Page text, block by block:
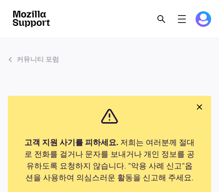
커뮤니티 포럼
고객 지원 사기를 피하세요. 저희는 여러분께 절대
로 전화를 걸거나 문자를 보내거나 개인 정보를 공
유하도록 요청하지 않습니다. "악용 사례 신고"옵
션을 사용하여 의심스러운 활동을 신고해 주세요.